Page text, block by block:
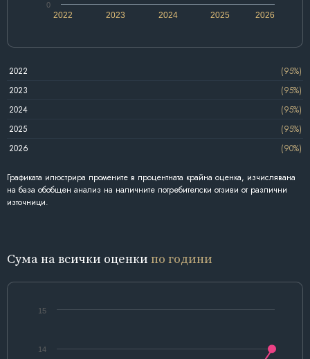
2022 2024 2026
2023 2025
0
2022
(95%)
2023
(95%)
2024
(95%)
2025
(95%)
2026
(90%)
Графиката илюстрира промените в процентната крайна оценка, изчислявана
на база обобщен анализ на наличните потребителски отзиви от различни
източници.
Сума на всички оценки по години
14
15